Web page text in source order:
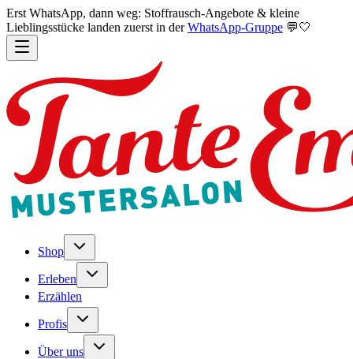
Erst WhatsApp, dann weg: Stoffrausch-Angebote & kleine
Lieblingsstücke landen zuerst in der WhatsApp-Gruppe 💬🤍
Shop
Erleben
Erzählen
Profis
Über uns